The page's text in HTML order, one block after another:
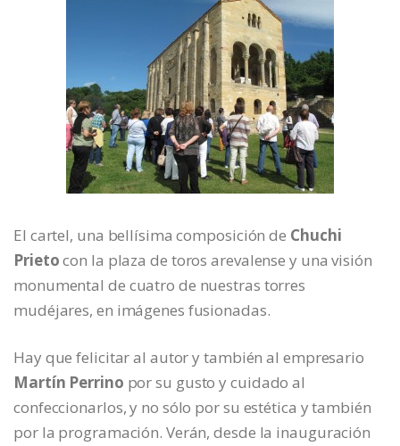
El cartel, una bellísima composición de Chuchi
Prietocon la plaza de toros arevalense y una visión
monumental de cuatro de nuestras torres
mudéjares, en imágenes fusionadas.
Hay que felicitar al autor y también al empresario
Martín Perrino por su gusto y cuidado al
confeccionarlos, y no sólo por su estética y también
por la programación. Verán, desde la inauguración